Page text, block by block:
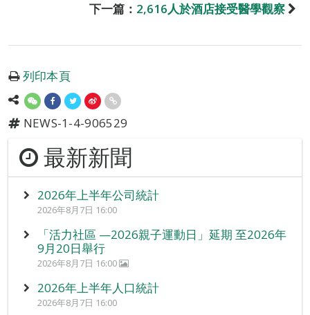
下一篇： 2,616人於酒店接受醫學觀察
列印本頁
NEWS-1-4-906529
最新新聞
2026年上半年公司統計
2026年8月7日 16:00
「活力社區 —2026親子運動日」延期 至2026年
9月20日舉行
2026年8月7日 16:00
2026年上半年人口統計
2026年8月7日 16:00